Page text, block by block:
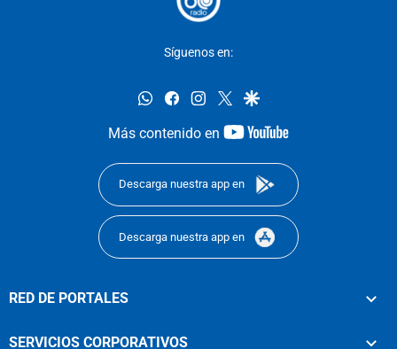
Síguenos en:
whatsappfacebookinstagram
twittergoogle
Más contenido en
youtube-
Descarga nuestra app en
Descarga nuestra app en
RED DE PORTALES
SERVICIOS CORPORATIVOS